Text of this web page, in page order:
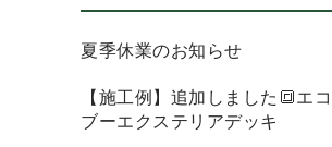
夏季休業のお知らせ
【施工例】追加しました🔳エ
ブーエクステリアデッキ